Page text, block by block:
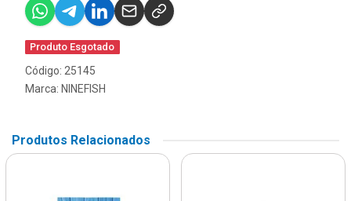
Produto Esgotado
Código: 25145
Marca: NINEFISH
Produtos Relacionados